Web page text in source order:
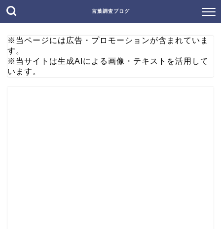
言葉調査ブログ
※当ページには広告・プロモーションが含まれていま
す。
※当サイトは生成AIによる画像・テキストを活用して
います。